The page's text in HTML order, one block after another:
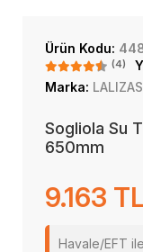
Ürün Kodu:
(4)
Marka: LALIZAS
Sogliola Su
650mm
9.163
Havale/EFT ile